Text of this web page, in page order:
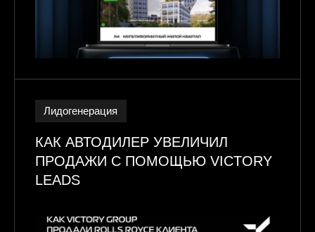
Лидогенерация
КАК АВТОДИЛЕР УВЕЛИЧИЛ
ПРОДАЖИ С ПОМОЩЬЮ VICTORY
LEADS